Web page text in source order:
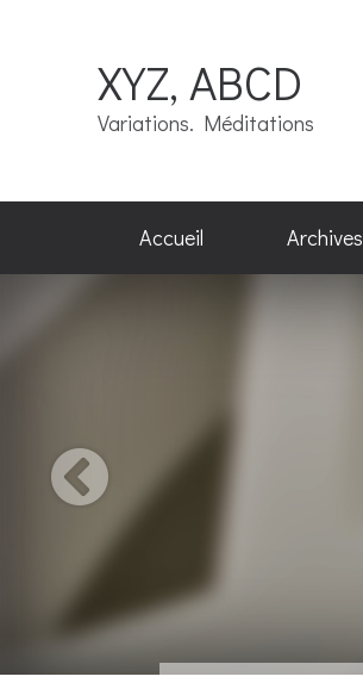
XYZ, ABCD
Variations. Méditations
Accueil Archives